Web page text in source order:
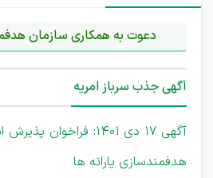
دعوت به همکاری سازمان
آگهی جذب سرباز امریه
آگهی 17 دی 1401:
فراخوان پذیرش
هدفمندسازی یارانه ها